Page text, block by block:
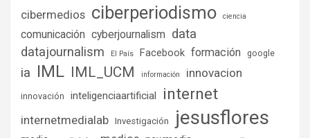
cibermedios ciberperiodismo ciencia
comunicación cyberjournalism data
datajournalism El País Facebook formación google
ia IML IML_UCM información innovacion
innovación inteligenciaartificial internet
internetmedialab Investigación jesusflores